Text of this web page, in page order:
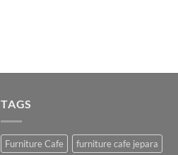
TAGS
Furniture Cafe
furniture cafe jepara